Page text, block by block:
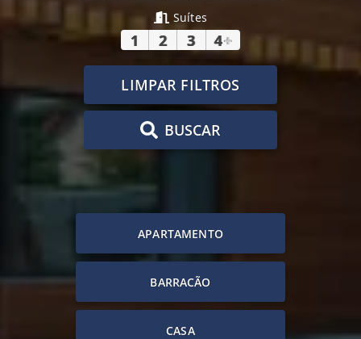
Suítes
1 2 3 4+
LIMPAR FILTROS
BUSCAR
APARTAMENTO
BARRACÃO
CASA